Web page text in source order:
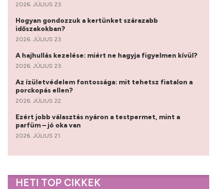
2026. JÚLIUS 23.
Hogyan gondozzuk a kertünket szárazabb
időszakokban?
2026. JÚLIUS 23.
A hajhullás kezelése: miért ne hagyja figyelmen kívül?
2026. JÚLIUS 23.
Az ízületvédelem fontossága: mit tehetsz fiatalon a
porckopás ellen?
2026. JÚLIUS 22.
Ezért jobb választás nyáron a testpermet, mint a
parfüm – jó oka van
2026. JÚLIUS 21.
HETI TOP CIKKEK